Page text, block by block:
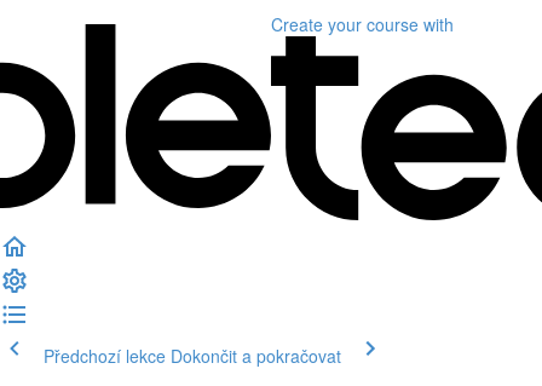
Create your course with
Předchozí lekce Dokončit a pokračovat